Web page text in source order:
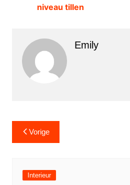
niveau tillen
Emily
Berichtnavigatie
Vorige
Interieur